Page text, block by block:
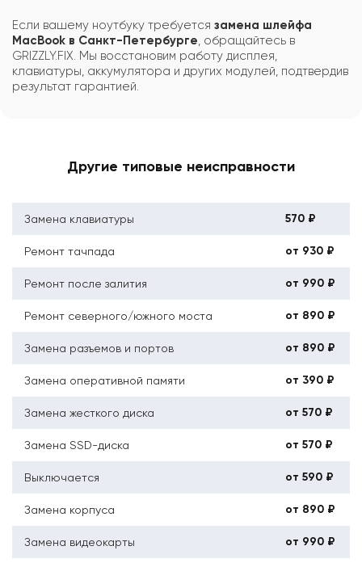
Если вашему ноутбуку требуется замена шлейфа
MacBook в Санкт-Петербурге , обращайтесь в
GRIZZLY.FIX. Мы восстановим работу дисплея,
клавиатуры, аккумулятора и других модулей, подтвердив
результат гарантией.
Другие типовые неисправности
Замена клавиатуры 570 ₽
Ремонт тачпада от 930 ₽
Ремонт после залития от 990 ₽
Ремонт северного/южного моста от 890 ₽
Замена разъемов и портов от 890 ₽
Замена оперативной памяти от 390 ₽
Замена жесткого диска от 570 ₽
Замена SSD-диска от 570 ₽
Выключается от 590 ₽
Замена корпуса от 890 ₽
Замена видеокарты от 990 ₽